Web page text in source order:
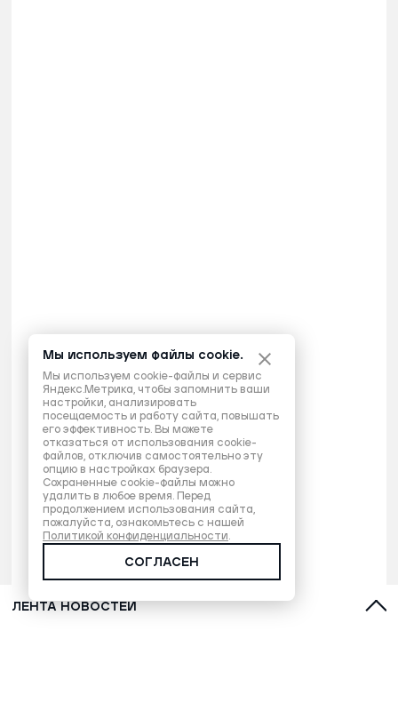
ЛЕНТА НОВОСТЕЙ
Мы используем файлы cookie.
Мы используем cookie-файлы и сервис
Яндекс.Метрика, чтобы запомнить ваши
настройки, анализировать
посещаемость и работу сайта, повышать
его эффективность. Вы можете
отказаться от использования cookie-
файлов, отключив самостоятельно эту
опцию в настройках браузера.
Сохраненные cookie-файлы можно
удалить в любое время. Перед
продолжением использования сайта,
пожалуйста, ознакомьтесь с нашей
Политикой конфиденциальности.
СОГЛАСЕН